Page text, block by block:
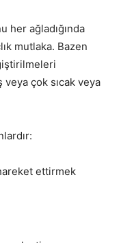
her ağladığında
mutlaka. Bazen
veya çok sıcak veya
ettirmek